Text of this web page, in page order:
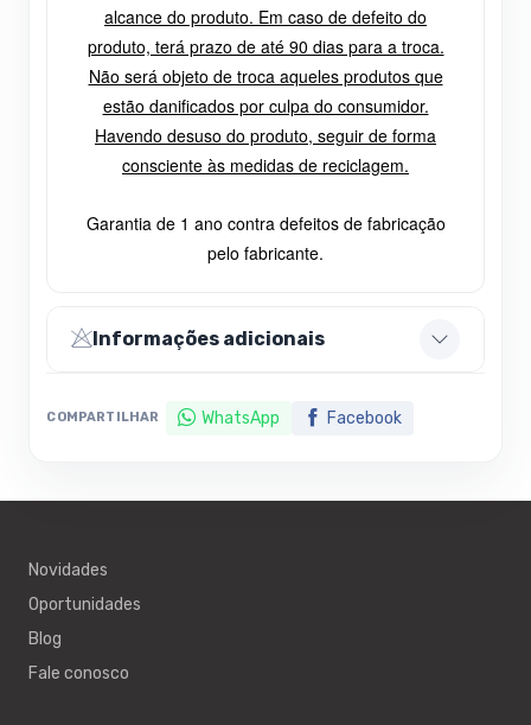
alcance do produto. Em caso de defeito do
produto, terá prazo de até 90 dias para a troca.
Não será objeto de troca aqueles produtos que
estão danificados por culpa do consumidor.
Havendo desuso do produto, seguir de forma
consciente às medidas de reciclagem.
Garantia de 1 ano contra defeitos de fabricação
pelo fabricante.
Informações adicionais
COMPARTILHAR WhatsApp Facebook
Novidades
Oportunidades
Blog
Fale conosco